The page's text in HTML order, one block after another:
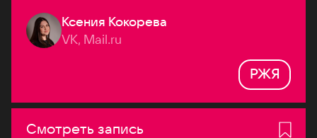
Ксения Кокорева
VK, Mail.ru
РЖЯ
Смотреть запись